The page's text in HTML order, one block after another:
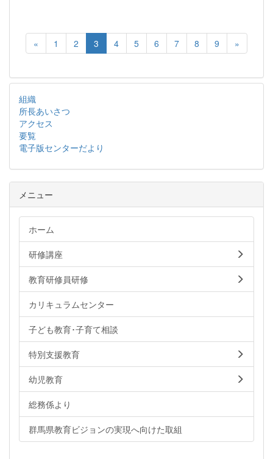
« 1 2 3 4 5 6 7 8 9 »
組織
所長あいさつ
アクセス
要覧
電子版センターだより
メニュー
ホーム
研修講座
教育研修員研修
カリキュラムセンター
子ども教育･子育て相談
特別支援教育
幼児教育
総務係より
群馬県教育ビジョンの実現へ向けた取組